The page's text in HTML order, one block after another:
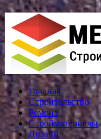
Главная
Строительство
Ремонт
Стройматериалы
Дизайн